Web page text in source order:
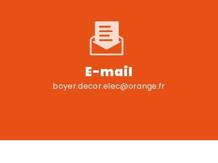
E-mail
boyer.decor.elec@orange.fr